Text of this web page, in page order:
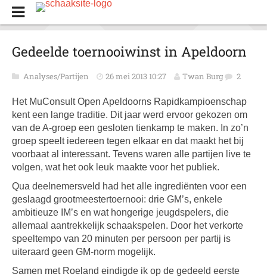
Gedeelde toernooiwinst in Apeldoorn
Analyses/Partijen 26 mei 2013 10:27 Twan Burg 2
Het MuConsult Open Apeldoorns Rapidkampioenschap
kent een lange traditie. Dit jaar werd ervoor gekozen om
van de A-groep een gesloten tienkamp te maken. In zo’n
groep speelt iedereen tegen elkaar en dat maakt het bij
voorbaat al interessant. Tevens waren alle partijen live te
volgen, wat het ook leuk maakte voor het publiek.
Qua deelnemersveld had het alle ingrediënten voor een
geslaagd grootmeestertoernooi: drie GM’s, enkele
ambitieuze IM’s en wat hongerige jeugdspelers, die
allemaal aantrekkelijk schaakspelen. Door het verkorte
speeltempo van 20 minuten per persoon per partij is
uiteraard geen GM-norm mogelijk.
Samen met Roeland eindigde ik op de gedeeld eerste